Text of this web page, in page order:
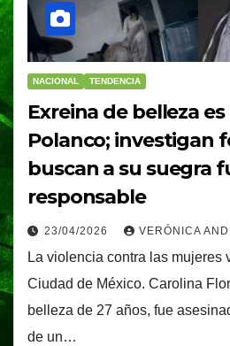
NACIONAL TENDENCIA
Exreina de belleza
Polanco; investigan
buscan a su suegra
responsable
23/04/2026 VERÓNICA
La violencia contra las mujeres
Ciudad de México. Carolina
belleza de 27 años, fue
de un…